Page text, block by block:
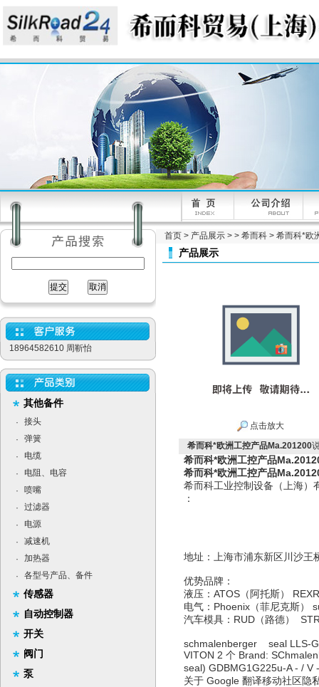
18964582610 周靳怡
其他备件
·
接头
·
弹簧
·
电缆
·
电阻、电容
·
喷嘴
·
过滤器
·
电源
·
减速机
·
加热器
·
各型号产品、备件
传感器
自动控制器
开关
阀门
泵
首页 > 产品展示 > > 希而科 > 希而科*欧
产品展示
点击放大
希而科*欧洲工控产品Ma.201200
希而科*欧洲工控产品
希而科*欧洲工控产品
希而科工业控制设备（上海）
：
地址：上海市浦东新
优势品牌：
液压：ATOS（阿托斯）
电气：Phoenix（菲尼克斯
汽车模具：RUD（路德
schmalenberger seal LLS-
VITON 2 个 Brand:
seal) GDBMG1G225u-A - / V
关于 Google 翻译移动社区隐